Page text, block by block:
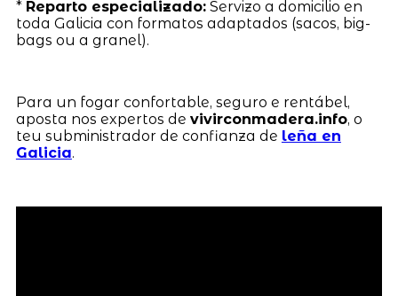
* Reparto especializado:Servizo a domicilio en
toda Galicia con formatos adaptados (sacos, big-
bags ou a granel).
Para un fogar confortable, seguro e rentábel,
aposta nos expertos de vivirconmadera.info, o
teu subministrador de confianza de leña en
Galicia.